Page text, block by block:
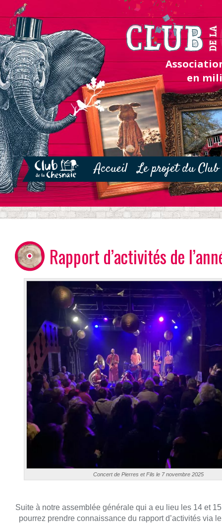
en
Accueil Le projet du Club
Rapport d’activités de
Concert de Pierres et Fils le 7 novembre 2025
Suite à notre assemblée générale qui a eu lieu les 14 et
pourrez prendre connaissance du rapport d’activités via